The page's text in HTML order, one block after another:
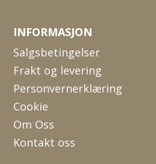
INFORMASJON
Salgsbetingelser
Frakt og levering
Personvernerklæring
Cookie
Om Oss
Kontakt oss